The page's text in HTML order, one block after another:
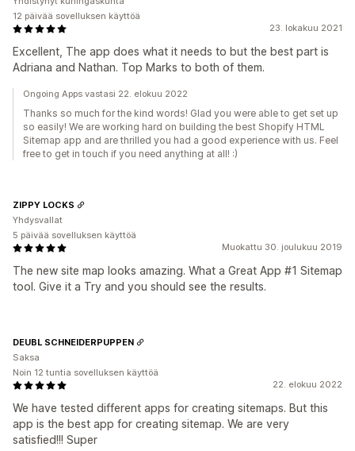
23. lokakuu 2021
Excellent, The app does what it needs to but the best part is
Adriana and Nathan. Top Marks to both of them.
12 päivää sovelluksen käyttöä
Ongoing Apps vastasi 22. elokuu 2022
Thanks so much for the kind words! Glad you were able to get set up
so easily! We are working hard on building the best Shopify HTML
Sitemap app and are thrilled you had a good experience with us. Feel
free to get in touch if you need anything at all! :)
Muokattu 30. joulukuu 2019
The new site map looks amazing. What a Great App #1 Sitemap
tool. Give it a Try and you should see the results.
ZIPPY LOCKS
Yhdysvallat
5 päivää sovelluksen käyttöä
22. elokuu 2022
We have tested different apps for creating sitemaps. But this
app is the best app for creating sitemap. We are very
satisfied!!! Super
DEUBL SCHNEIDERPUPPEN
Saksa
Noin 12 tuntia sovelluksen käyttöä